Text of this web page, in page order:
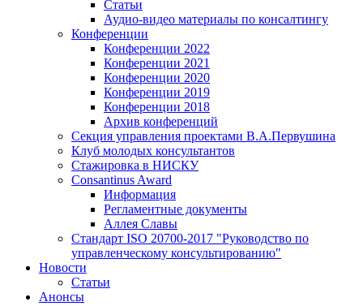
Статьи
Аудио-видео материалы по консалтингу
Конференции
Конференции 2022
Конференции 2021
Конференции 2020
Конференции 2019
Конференции 2018
Архив конференций
Секция управления проектами В.А.Первушина
Клуб молодых консультантов
Стажировка в НИСКУ
Consantinus Award
Информация
Регламентные документы
Аллея Славы
Cтандарт ISO 20700-2017 "Руководство по
управленческому консультированию"
Новости
Статьи
Анонсы